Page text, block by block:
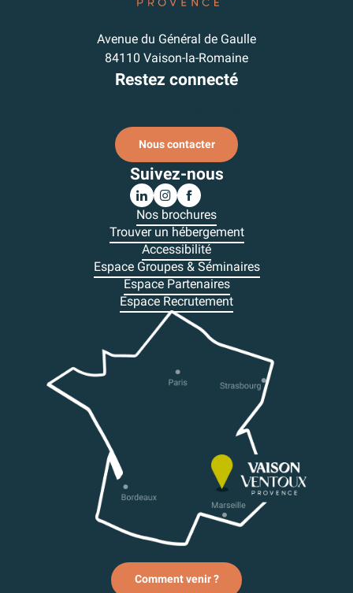
Avenue du Général de Gaulle
84110 Vaison-la-Romaine
Restez connecté
Nous contacter
Suivez-nous
Nos brochures
Trouver un hébergement
Accessibilité
Espace Groupes & Séminaires
Espace Partenaires
Espace Recrutement
Comment venir ?